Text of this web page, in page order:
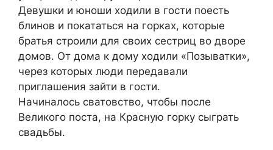
Девушки и юноши ходили в гости поесть
блинов и покататься на горках, которые
братья строили для своих сестриц во дворе
домов. От дома к дому ходили «Позыватки»,
через которых люди передавали
приглашения зайти в гости.
Начиналось сватовство, чтобы после
Великого поста, на Красную горку сыграть
свадьбы.